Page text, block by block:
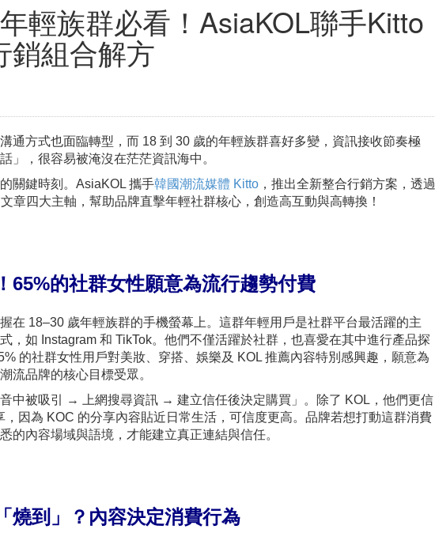
輕族群必看！AsiaKOL聯手Kitto
銷組合解方
通方式也面臨轉型，而 18 到 30 歲的年輕族群喜好多變，資訊接收節奏極
」，很容易被淹沒在茫茫資訊海中。
關鍵時刻。AsiaKOL 攜手韓國潮流媒體 Kitto ，推出全新整合行銷方案，透過
章四大主軸，幫助品牌直擊年輕社群核心，創造高互動與高轉換！
65%的社群女性願意為流行趨勢付費
在 18–30 歲年輕族群的手機螢幕上。這群年輕用戶是社群平台最活躍的主
，如 Instagram 和 TikTok。他們不僅活躍於社群，也喜愛在其中進行產品探
的社群女性用戶對美妝、穿搭、娛樂及 KOL 推薦內容特別感興趣，願意為
流品牌的核心目標受眾。
中被吸引 → 上網搜尋資訊 → 建立信任後決定購買」。除了 KOL，他們更信
因為 KOC 的分享內容貼近日常生活，可信度更高。品牌若想打動這群消費
的內容場域與語境，才能建立真正連結與信任。
燒到」？內容決定消費行為